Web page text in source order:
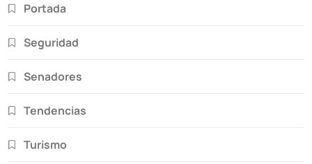
Portada
Seguridad
Senadores
Tendencias
Turismo